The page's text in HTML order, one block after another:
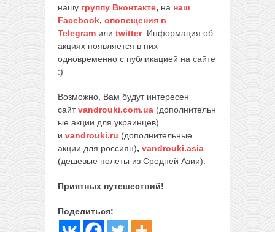
нашу группу Вконтакте, на наш
Facebook, оповещения в
Telegram или twitter. Информация об
акциях появляется в них
одновременно с публикацией на сайте
:)
Возможно, Вам будут интересен
сайтvandrouki.com.ua (дополнительн
ые акции для украинцев)
и vandrouki.ru (дополнительные
акции для россиян), vandrouki.asia
(дешевые полеты из Средней Азии).
Приятных путешествий!
Поделиться: